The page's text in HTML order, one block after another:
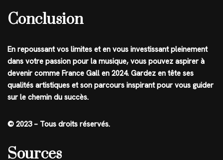
Conclusion
En repoussant vos limites et en vous investissant pleinement
dans votre passion pour la musique, vous pouvez aspirer à
devenir comme France Gall en 2024. Gardez en tête ses
qualités artistiques et son parcours inspirant pour vous guider
sur le chemin du succès.
© 2023 – Tous droits réservés.
Sources